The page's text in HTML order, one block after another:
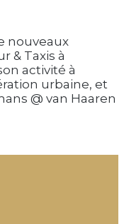
nouveaux
& Taxis à
activité à
urbaine, et
@ van Haaren